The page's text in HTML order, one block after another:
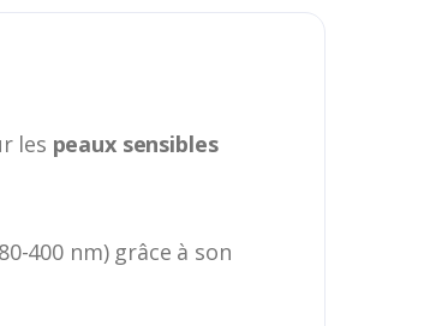
les peaux sensibles
400 nm) grâce à son